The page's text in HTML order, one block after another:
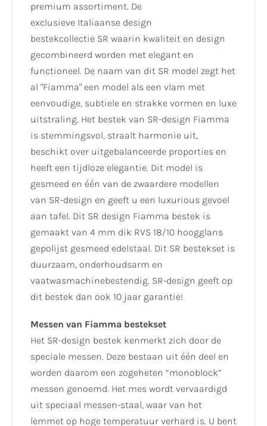
premium assortiment. De
exclusieve Italiaanse design
bestekcollectie SR waarin kwaliteit en design
gecombineerd worden met elegant en
functioneel. De naam van dit SR model zegt het
al "Fiamma" een model als een vlam met
eenvoudige, subtiele en strakke vormen en luxe
uitstraling. Het bestek van SR-design Fiamma
is stemmingsvol, straalt harmonie uit,
beschikt over uitgebalanceerde proporties en
heeft een tijdloze elegantie. Dit model is
gesmeed en één van de zwaardere modellen
van SR-design en geeft u een luxurious gevoel
aan tafel. Dit SR design Fiamma bestek is
gemaakt van 4 mm dik RVS 18/10 hoogglans
gepolijst gesmeed edelstaal. Dit SR bestekset is
duurzaam, onderhoudsarm en
vaatwasmachinebestendig. SR-design geeft op
dit bestek dan ook 10 jaar garantie!
Messen van Fiamma bestekset
Het SR-design bestek kenmerkt zich door de
speciale messen. Deze bestaan uit één deel en
worden daarom een zogeheten “monoblock”
messen genoemd. Het mes wordt vervaardigd
uit speciaal messen-staal, waar van het
lemmet op hoge temperatuur verhard is. U bent